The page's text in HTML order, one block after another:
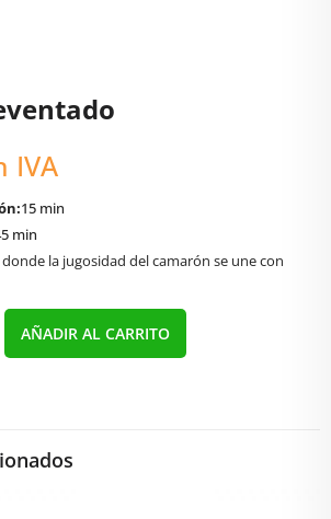
IVA
15 min
min
la jugosidad del camarón se une con
AÑADIR AL CARRITO